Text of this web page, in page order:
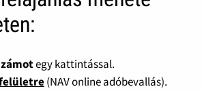
egy kattintással.
(NAV online adóbevallás).